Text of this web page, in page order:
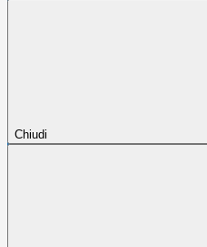
Chiudi